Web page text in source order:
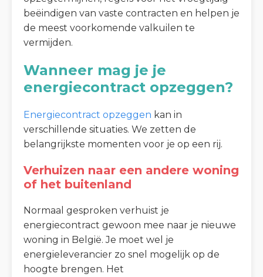
beëindigen van vaste contracten en helpen je
de meest voorkomende valkuilen te
vermijden.
Wanneer mag je je
energiecontract opzeggen?
Energiecontract opzeggen kan in
verschillende situaties. We zetten de
belangrijkste momenten voor je op een rij.
Verhuizen naar een andere woning
of het buitenland
Normaal gesproken verhuist je
energiecontract gewoon mee naar je nieuwe
woning in België. Je moet wel je
energieleverancier zo snel mogelijk op de
hoogte brengen. Het